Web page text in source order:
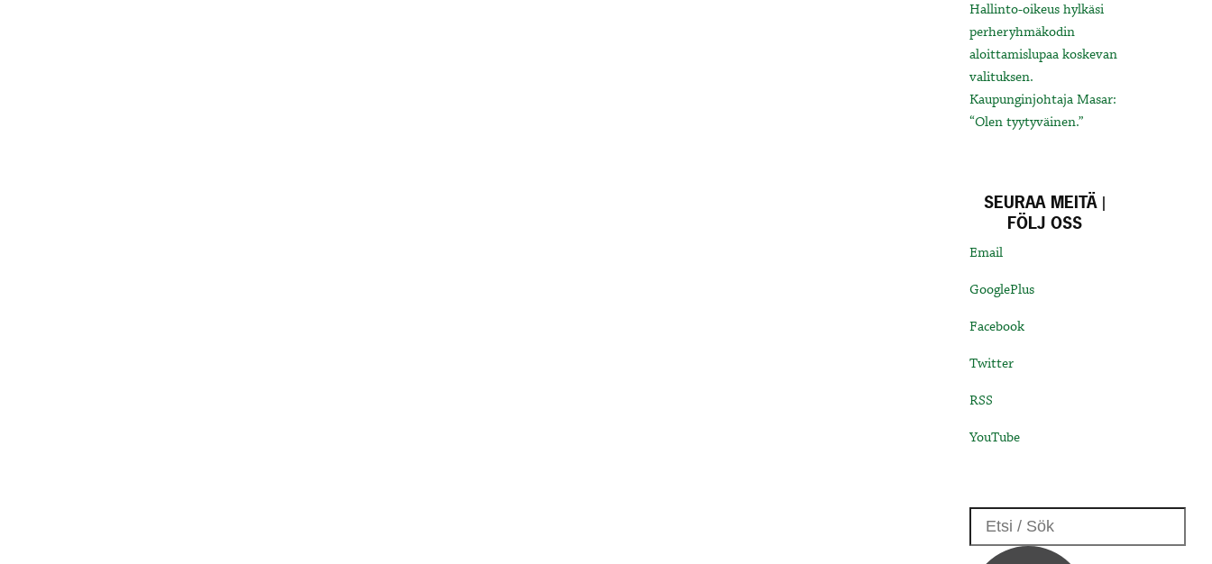
Hallinto-oikeus hylkäsi
perheryhmäkodin
aloittamislupaa koskevan
valituksen.
Kaupunginjohtaja Masar:
“Olen tyytyväinen.”
SEURAA MEITÄ |
FÖLJ OSS
Email
GooglePlus
Facebook
Twitter
RSS
YouTube